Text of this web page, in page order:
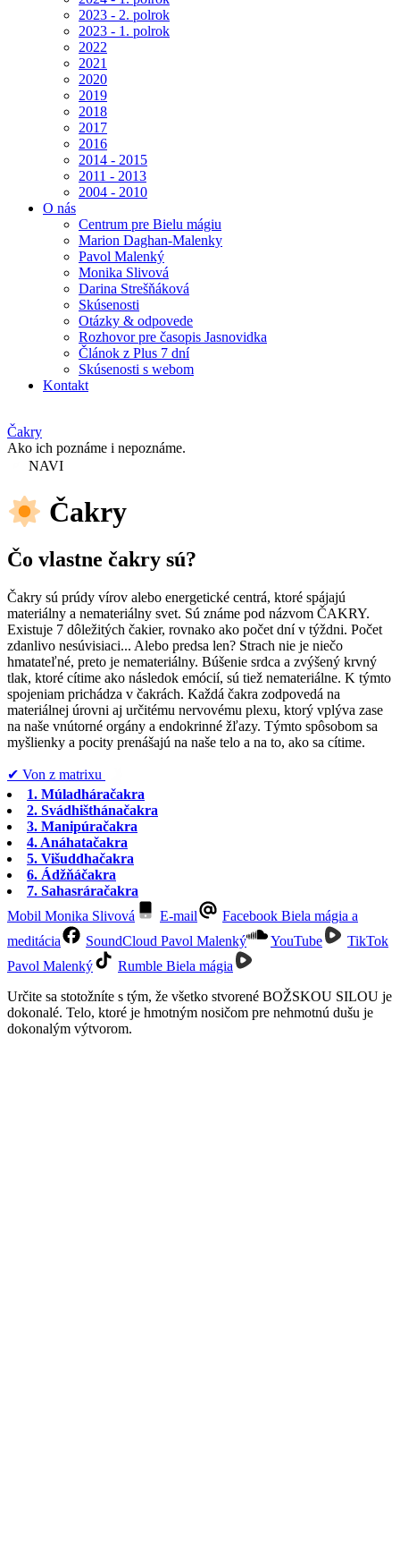
2023 - 2. polrok
2023 - 1. polrok
2022
2021
2020
2019
2018
2017
2016
2014 - 2015
2011 - 2013
2004 - 2010
O nás
Centrum pre Bielu mágiu
Marion Daghan-Malenky
Pavol Malenký
Monika Slivová
Darina Strešňáková
Skúsenosti
Otázky & odpovede
Rozhovor pre časopis Jasnovidka
Článok z Plus 7 dní
Skúsenosti s webom
Kontakt
Čakry
Ako ich poznáme i nepoznáme.
NAVI
Čakry
Čo vlastne čakry sú?
Čakry sú prúdy vírov alebo energetické centrá, ktoré spájajú
materiálny a nemateriálny svet. Sú známe pod názvom ČAKRY.
Existuje 7 dôležitých čakier, rovnako ako počet dní v týždni. Počet
zdanlivo nesúvisiaci... Alebo predsa len? Strach nie je niečo
hmatateľné, preto je nemateriálny. Búšenie srdca a zvýšený krvný
tlak, ktoré cítime ako následok emócií, sú tiež nemateriálne. K týmto
spojeniam prichádza v čakrách. Každá čakra zodpovedá na
materiálnej úrovni aj určitému nervovému plexu, ktorý vplýva zase
na naše vnútorné orgány a endokrinné žľazy. Týmto spôsobom sa
myšlienky a pocity prenášajú na naše telo a na to, ako sa cítime.
✔︎ Von z matrixu
1. Múladháračakra
2. Svádhišthánačakra
3. Manipúračakra
4. Anáhatačakra
5. Višuddhačakra
6. Ádžňáčakra
7. Sahasráračakra
Mobil Monika Slivová
E-mail
Facebook Biela mágia a
meditácia
SoundCloud Pavol Malenký YouTube
TikTok
Pavol Malenký
Rumble Biela mágia
Určite sa stotožníte s tým, že všetko stvorené BOŽSKOU SILOU je
dokonalé. Telo, ktoré je hmotným nosičom pre nehmotnú dušu je
dokonalým výtvorom.